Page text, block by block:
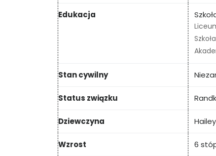
Edukacja
Stan cywilny
Status związku
Dziewczyna
Wzrost 6